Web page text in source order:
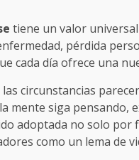
tiene un valor
pérdida
cada día ofrece una
circunstancias
mente siga pensando,
adoptada no solo
como un lema de